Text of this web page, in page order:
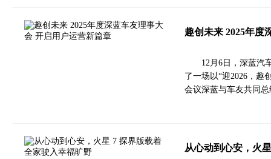
趣创未来 2025年度
12月6日，深蓝汽
了一场以“迎2026，趣
会议深蓝与车友共同
从心动到心安，火